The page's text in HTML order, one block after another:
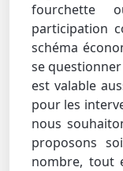
fourchette
participation
schéma
se
est valable
pour les
nous
proposons
nombre, tout